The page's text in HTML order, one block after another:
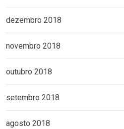
dezembro 2018
novembro 2018
outubro 2018
setembro 2018
agosto 2018